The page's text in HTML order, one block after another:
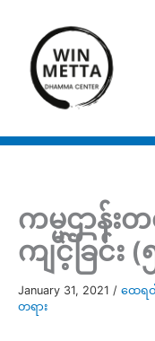
content
ကမ္မဌာန်
ကျင့်ခြင်း (
January 31, 2021 / ထေရဝ
တရား